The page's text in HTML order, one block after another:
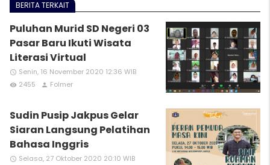
BERITA TERKAIT
Puluhan Murid SD Negeri 03
Pasar Baru Ikuti Wisata
Literasi Virtual
access_time Senin, 16 November 2020 12:36 WIB
remove_red_eye 2455 person Folmer
Sudin Pusip Jakpus Gelar
Siaran Langsung Pelatihan
Bahasa Inggris
access_time Selasa, 27 Oktober 2020 20:10 WIB